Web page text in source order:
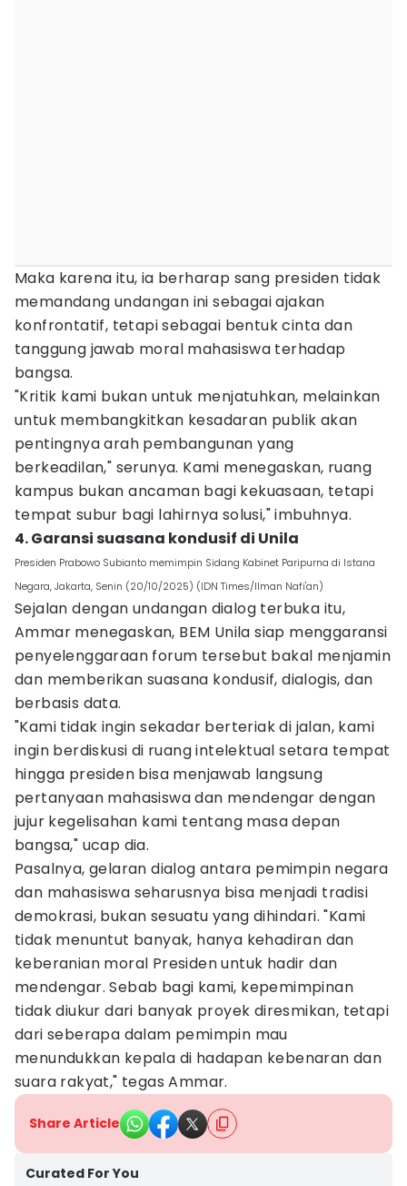
Maka karena itu, ia berharap sang presiden tidak
memandang undangan ini sebagai ajakan
konfrontatif, tetapi sebagai bentuk cinta dan
tanggung jawab moral mahasiswa terhadap
bangsa.
"Kritik kami bukan untuk menjatuhkan, melainkan
untuk membangkitkan kesadaran publik akan
pentingnya arah pembangunan yang
berkeadilan," serunya. Kami menegaskan, ruang
kampus bukan ancaman bagi kekuasaan, tetapi
tempat subur bagi lahirnya solusi," imbuhnya.
4. Garansi suasana kondusif di Unila
Presiden Prabowo Subianto memimpin Sidang Kabinet Paripurna di Istana
Negara, Jakarta, Senin (20/10/2025) (IDN Times/Ilman Nafi'an)
Sejalan dengan undangan dialog terbuka itu,
Ammar menegaskan, BEM Unila siap menggaransi
penyelenggaraan forum tersebut bakal menjamin
dan memberikan suasana kondusif, dialogis, dan
berbasis data.
"Kami tidak ingin sekadar berteriak di jalan, kami
ingin berdiskusi di ruang intelektual setara tempat
hingga presiden bisa menjawab langsung
pertanyaan mahasiswa dan mendengar dengan
jujur kegelisahan kami tentang masa depan
bangsa," ucap dia.
Pasalnya, gelaran dialog antara pemimpin negara
dan mahasiswa seharusnya bisa menjadi tradisi
demokrasi, bukan sesuatu yang dihindari. "Kami
tidak menuntut banyak, hanya kehadiran dan
keberanian moral Presiden untuk hadir dan
mendengar. Sebab bagi kami, kepemimpinan
tidak diukur dari banyak proyek diresmikan, tetapi
dari seberapa dalam pemimpin mau
menundukkan kepala di hadapan kebenaran dan
suara rakyat," tegas Ammar.
Share Article
Curated For You